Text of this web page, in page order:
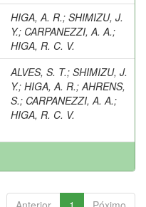
HIGA, A. R.; SHIMIZU, J.
Y.; CARPANEZZI, A. A.;
HIGA, R. C. V.
ALVES, S. T.; SHIMIZU, J.
Y.; HIGA, A. R.; AHRENS,
S.; CARPANEZZI, A. A.;
HIGA, R. C. V.